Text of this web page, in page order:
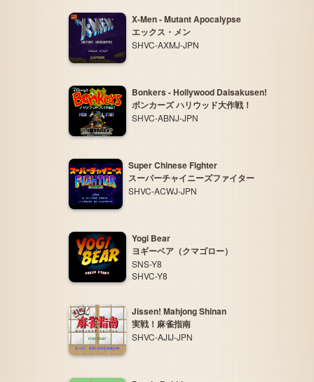
X-Men - Mutant Apocalypse
エックス・メン
SHVC-AXMJ-JPN
Bonkers - Hollywood Daisakusen!
ボンカーズ ハリウッド大作戦！
SHVC-ABNJ-JPN
Super Chinese Fighter
スーパーチャイニーズファイター
SHVC-ACWJ-JPN
Yogi Bear
ヨギーベア（クマゴロー）
SNS-Y8
SHVC-Y8
Jissen! Mahjong Shinan
実戦！麻雀指南
SHVC-AJIJ-JPN